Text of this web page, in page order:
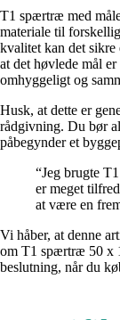
T1 spærtræ med
materiale til
kvalitet kan det
at det høvlede mål
omhyggeligt og
Husk, at dette er
rådgivning. Du bør
påbegynder et
“Jeg brugte
er meget
at være en
Vi håber, at denne
om T1 spærtræ 50 x
beslutning, når du